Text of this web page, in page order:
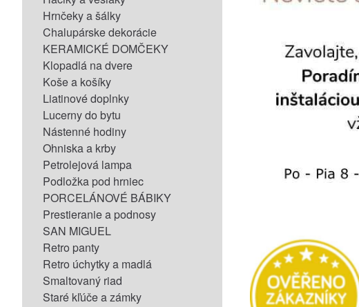
Hrnčeky a šálky
Chalupárske dekorácie
KERAMICKÉ DOMČEKY
Klopadlá na dvere
Koše a košíky
Liatinové doplnky
Lucerny do bytu
Nástenné hodiny
Ohniska a krby
Petrolejová lampa
Podložka pod hrniec
PORCELÁNOVÉ BÁBIKY
Prestieranie a podnosy
SAN MIGUEL
Retro panty
Retro úchytky a madlá
Smaltovaný riad
Staré kľúče a zámky